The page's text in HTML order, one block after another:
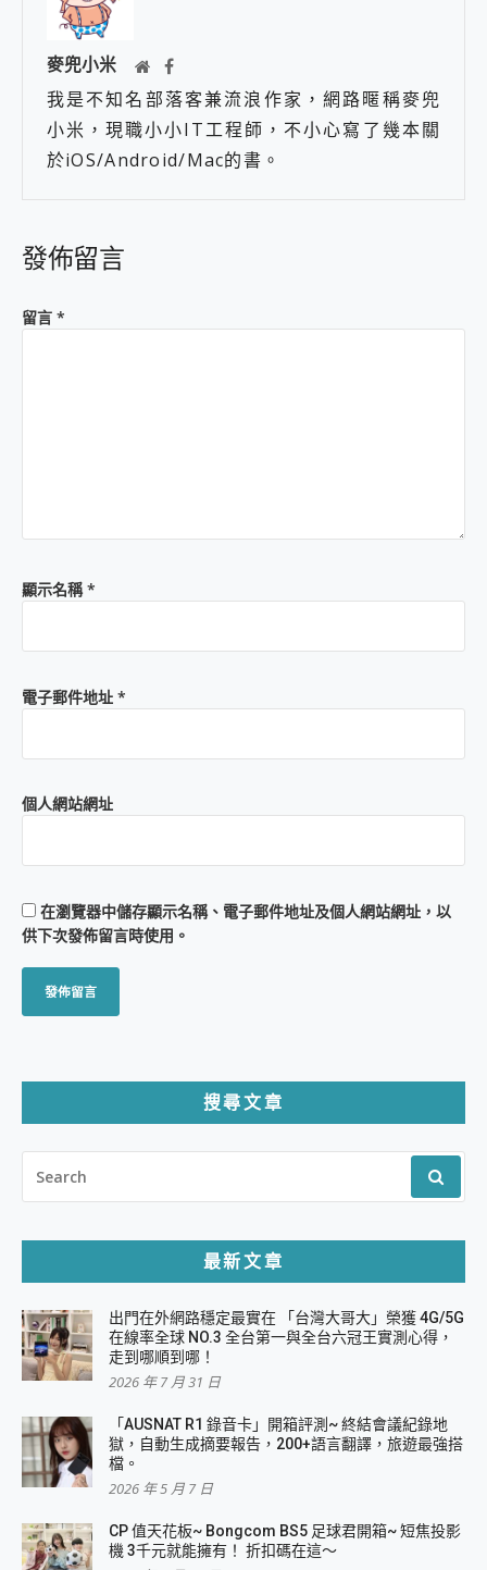
麥兜小米
我是不知名部落客兼流浪作家，網路暱稱麥兜
小米，現職小小IT工程師，不小心寫了幾本關
於iOS/Android/Mac的書。
發佈留言
留言 *
顯示名稱*
電子郵件地址 *
個人網站網址
在瀏覽器中儲存顯示名稱、電子郵件地址及個人網站網址，以
供下次發佈留言時使用。
搜尋文章
FOR:
最新文章
出門在外網路穩定最實在 「台灣大哥大」榮獲 4G/5G
在線率全球 NO.3 全台第一與全台六冠王實測心得，
走到哪順到哪！
2026 年 7 月 31 日
「AUSNAT R1 錄音卡」開箱評測~ 終結會議紀錄地
獄，自動生成摘要報告，200+語言翻譯，旅遊最強搭
檔。
2026 年 5 月 7 日
CP 值天花板~ Bongcom BS5 足球君開箱~ 短焦投影
機 3千元就能擁有！ 折扣碼在這～